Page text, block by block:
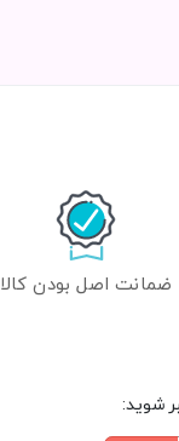
ضمانت اصل بودن کالا
شوید: